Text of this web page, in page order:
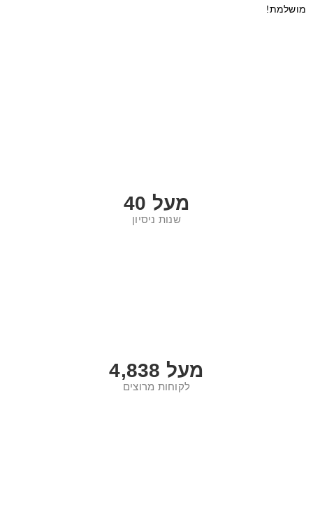
מושלמת!
מעל40
שנות ניסיון
מעל5,000
לקוחות מרוצים